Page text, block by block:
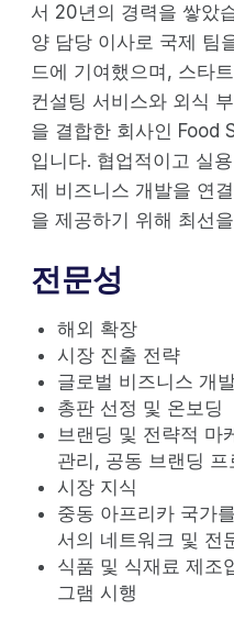
서 20년의 경력을 쌓았
양 담당 이사로 국제 팀
드에 기여했으며, 스타
컨설팅 서비스와 외식
을 결합한 회사인 Food
입니다. 협업적이고 실
제 비즈니스 개발을 연
을 제공하기 위해 최선
전문성
해외 확장
시장 진출 전략
글로벌 비즈니스 개
총판 선정 및 온보딩
브랜딩 및 전략적 마
관리, 공동 브랜딩 프
시장 지식
중동 아프리카 국가
서의 네트워크 및 전
식품 및 식재료 제조
그램 시행